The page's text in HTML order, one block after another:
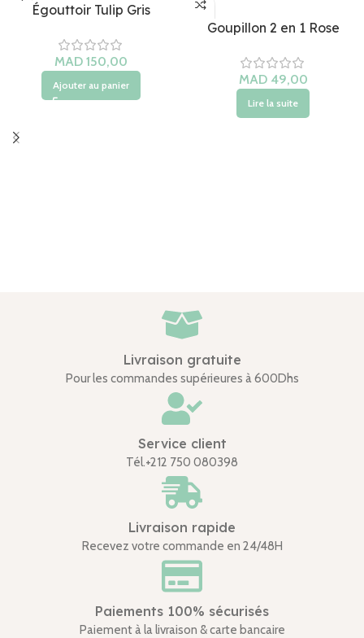
Égouttoir Tulip Gris
Ajouter au panier
Goupillon 2 en 1 Rose
Lire la suite
Livraison gratuite
Pour les commandes supérieures à 600Dhs
Service client
Tél.+212 750 080398
Livraison rapide
Recevez votre commande en 24/48H
Paiements 100% sécurisés
Paiement à la livraison & carte bancaire